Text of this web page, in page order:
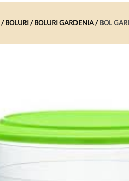
BOLURI BOLURI GARDENIA BOL